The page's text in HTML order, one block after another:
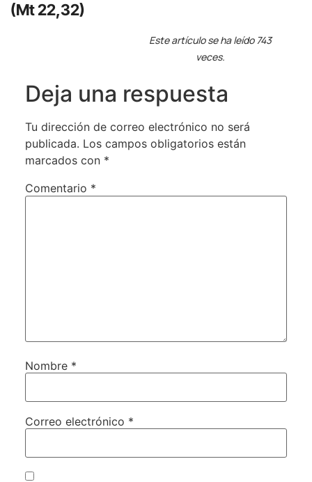
(Mt 22,32)
Este artículo se ha leído 743
veces.
Deja una respuesta
Tu dirección de correo electrónico no será
publicada. Los campos obligatorios están
marcados con *
Comentario *
Nombre *
Correo electrónico *